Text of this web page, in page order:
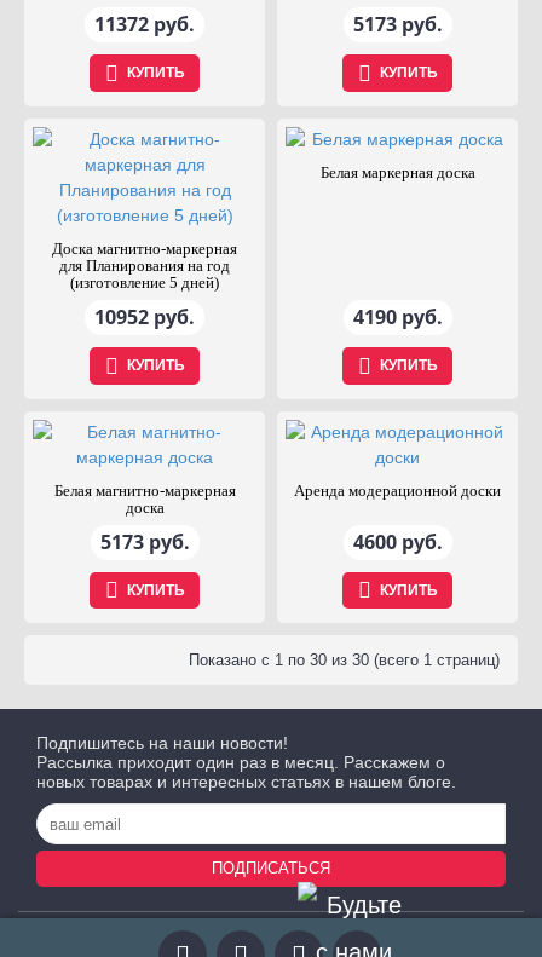
11372 руб.
КУПИТЬ
5173 руб.
КУПИТЬ
Доска магнитно-маркерная
для Планирования на год
(изготовление 5 дней)
10952 руб.
КУПИТЬ
Белая маркерная доска
4190 руб.
КУПИТЬ
Белая магнитно-маркерная
доска
5173 руб.
КУПИТЬ
Аренда модерационной доски
4600 руб.
КУПИТЬ
Показано с 1 по 30 из 30 (всего 1 страниц)
Подпишитесь на наши новости!
Рассылка приходит один раз в месяц. Расскажем о
новых товарах и интересных статьях в нашем блоге.
ПОДПИСАТЬСЯ